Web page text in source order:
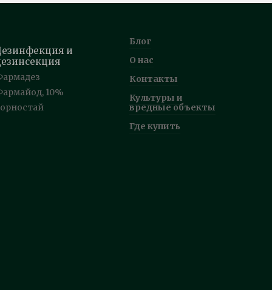
и
10%
Блог
О нас
Контакты
Культуры и
вредные объекты
Где купить